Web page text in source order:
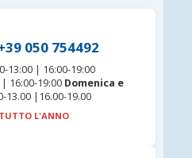
050 754492
13:00 | 16:00-19:00
| 16:00-19:00 Domenica e
13.00 |16.00-19.00
L'ANNO